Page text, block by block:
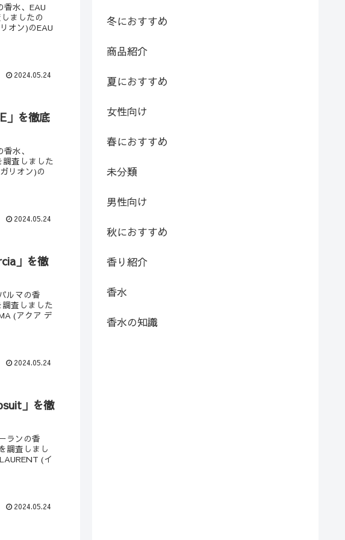
香水、EAU
ましたの
オン)のEAU
2024.05.24
」を徹底
水、
調査しました
リオン)の
2024.05.24
」を徹
ルマの香
査しました
(アクア デ
2024.05.24
」を徹
ランの香
調査しまし
(イ
2024.05.24
冬におすすめ
商品紹介
夏におすすめ
女性向け
春におすすめ
未分類
男性向け
秋におすすめ
香り紹介
香水
香水の知識